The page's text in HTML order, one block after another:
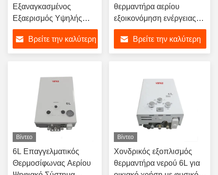
Εξαναγκασμένος
Εξαερισμός Υψηλής
Απόδοσης Σύστημα
Ηλεκτρονικής
Ανάφλεξης
Βρείτε την καλύτερη
θερμαντήρα αερίου
εξοικονόμηση ενέργειας
αναγκαστική εξάτμιση
ήσυχη ασφαλή λειτουργία
Βρείτε την καλύτερη
Βίντεο
6L Επαγγελματικός
Θερμοσίφωνας Αερίου
Βίντεο
Χονδρικός εξοπλισμός
θερμαντήρα νερού 6L για